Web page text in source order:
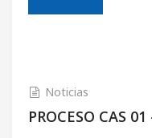
Noticias
PROCESO CAS